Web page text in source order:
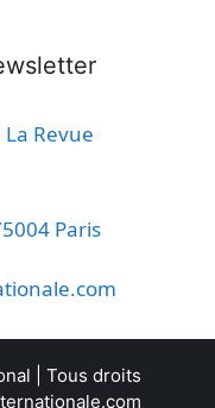
La Revue
Paris
| Tous droits